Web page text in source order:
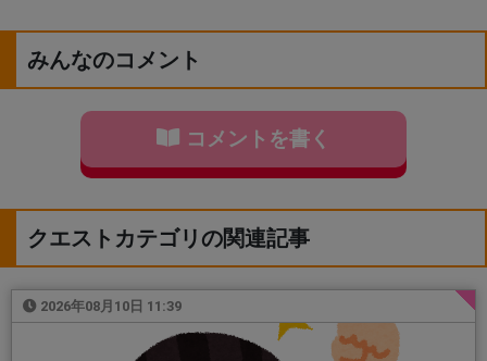
みんなのコメント
コメントを書く
クエストカテゴリの関連記事
2026年08月10日 11:39